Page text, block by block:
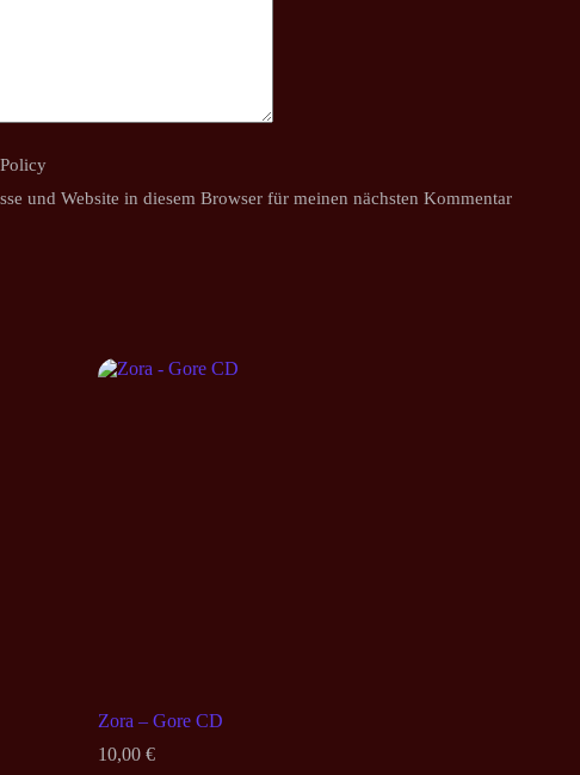
und Website in diesem Browser für meinen nächsten Kommentar
Zora – Gore CD
10,00 €